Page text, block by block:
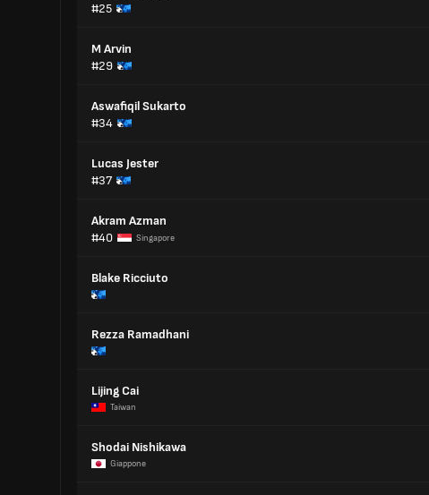
#25
M Arvin
#29
Aswafiqil Sukarto
#34
Lucas Jester
#37
Akram Azman
#40
Singapore
Blake Ricciuto
Rezza Ramadhani
Lijing Cai
Taiwan
Shodai Nishikawa
Giappone